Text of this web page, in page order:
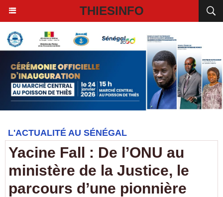
THIESINFO
L'ACTUALITÉ AU SÉNÉGAL
Yacine Fall : De l’ONU au
ministère de la Justice, le
parcours d’une pionnière